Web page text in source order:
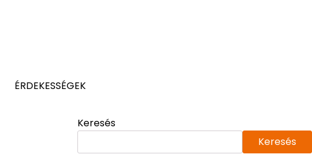
ÉRDEKESSÉGEK
Keresés
Keresés